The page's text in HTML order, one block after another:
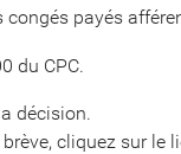
congés payés
du CPC.
décision.
cliquez sur le